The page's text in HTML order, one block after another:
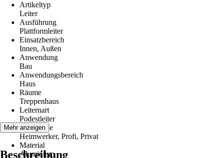
Artikeltyp
Leiter
Ausführung
Plattformleiter
Einsatzbereich
Innen, Außen
Anwendung
Bau
Anwendungsbereich
Haus
Räume
Treppenhaus
Leiternart
Podestleiter
Zielgruppe
Heimwerker, Profi, Privat
Material
Aluminium
Mehr anzeigen
Beschreibung